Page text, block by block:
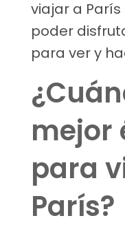
viajar a
poder
para ver y
mejor
para
París?